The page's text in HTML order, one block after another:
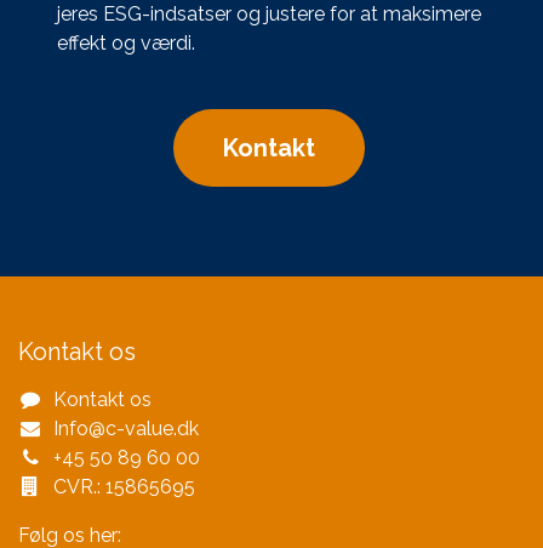
K​​​​ontakt
jeres ESG-indsatser og justere for at maksimere
effekt og værdi.
Kontakt os
Kontakt os
Info@c-value.dk
+45 50 89 60 00
CVR.: 15865695
Følg os her: